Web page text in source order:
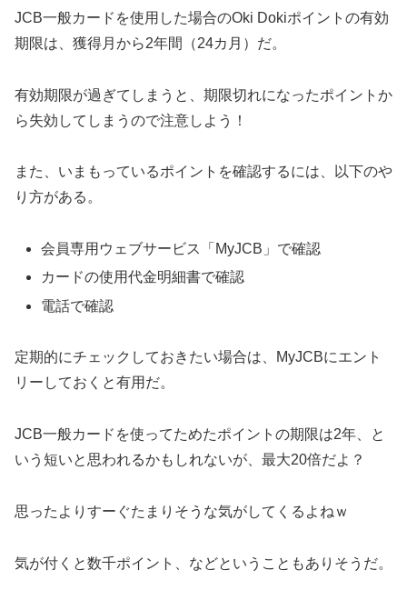
JCB一般カードを使用した場合のOki Dokiポイントの有効
期限は、獲得月から2年間（24カ月）だ。
有効期限が過ぎてしまうと、期限切れになったポイントか
ら失効してしまうので注意しよう！
また、いまもっているポイントを確認するには、以下のや
り方がある。
会員専用ウェブサービス「MyJCB」で確認
カードの使用代金明細書で確認
電話で確認
定期的にチェックしておきたい場合は、MyJCBにエント
リーしておくと有用だ。
JCB一般カードを使ってためたポイントの期限は2年、と
いう短いと思われるかもしれないが、最大20倍だよ？
思ったよりすーぐたまりそうな気がしてくるよねｗ
気が付くと数千ポイント、などということもありそうだ。